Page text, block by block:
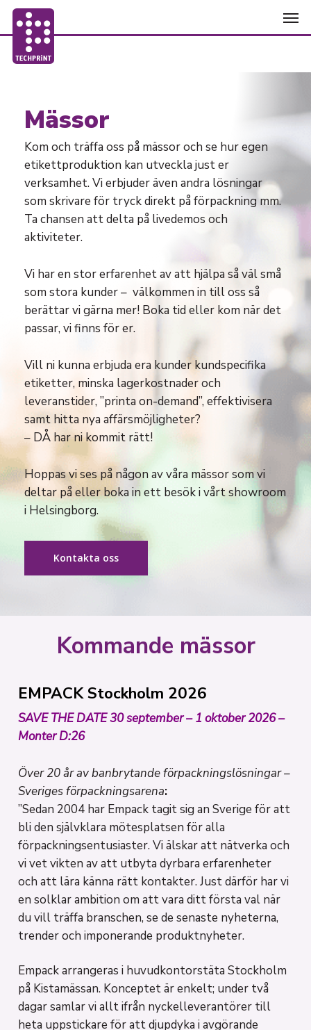
Skip
content
Mässor
Kom och träffa oss på mässor och se hur egen
etikettproduktion kan utveckla just er
verksamhet. Vi erbjuder även andra lösningar
som skrivare för tryck direkt på förpackning mm.
Ta chansen att delta på livedemos och
aktiviteter.
Vi har en stor erfarenhet av att hjälpa så väl små
som stora kunder – välkommen in till oss så
berättar vi gärna mer! Boka tid eller kom när det
passar, vi finns för er.
Vill ni kunna erbjuda era kunder kundspecifika
etiketter, minska lagerkostnader och
leveranstider, ”printa on-demand”, effektivisera
samt hitta nya affärsmöjligheter?
– DÅ har ni kommit rätt!
Hoppas vi ses på någon av våra mässor som vi
deltar på eller boka in ett besök i vårt showroom
i Helsingborg.
Kontakta oss
Kommande mässor
EMPACK Stockholm 2026
SAVE THE DATE 30 september – 1 oktober 2026 –
Monter D:26
Över 20 år av banbrytande förpackningslösningar –
Sveriges förpackningsarena:
”Sedan 2004 har Empack tagit sig an Sverige för att
bli den självklara mötesplatsen för alla
förpackningsentusiaster. Vi älskar att nätverka och
vi vet vikten av att utbyta dyrbara erfarenheter
och att lära känna rätt kontakter. Just därför har vi
en solklar ambition om att vara ditt första val när
du vill träffa branschen, se de senaste nyheterna,
trender och imponerande produktnyheter.
Empack arrangeras i huvudkontorstäta Stockholm
på Kistamässan. Konceptet är enkelt; under två
dagar samlar vi allt ifrån nyckelleverantörer till
heta uppstickare för att djupdyka i avgörande